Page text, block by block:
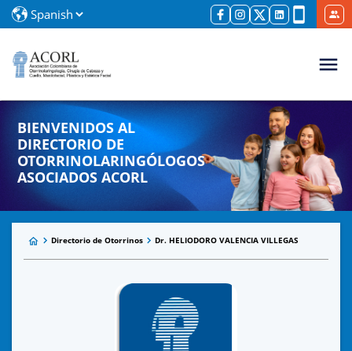
BIENVENIDOS AL
DIRECTORIO DE
OTORRINOLARINGÓLOGOS
ASOCIADOS ACORL
Directorio de Otorrinos Dr. HELIODORO VALENCIA VILLEGAS